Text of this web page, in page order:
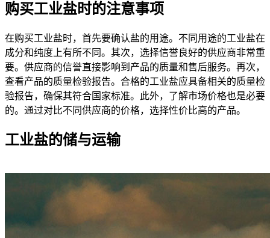
购买工业盐时的注意事项
在购买工业盐时，首先要确认盐的用途。不同用途的工业盐在
成分和纯度上有所不同。其次，选择信誉良好的供应商非常重
要。供应商的信誉直接影响到产品的质量和售后服务。再次，
查看产品的质量检验报告。合格的工业盐应具备相关的质量检
验报告，确保其符合国家标准。此外，了解市场价格也是必要
的。通过对比不同供应商的价格，选择性价比高的产品。
工业盐的储与运输